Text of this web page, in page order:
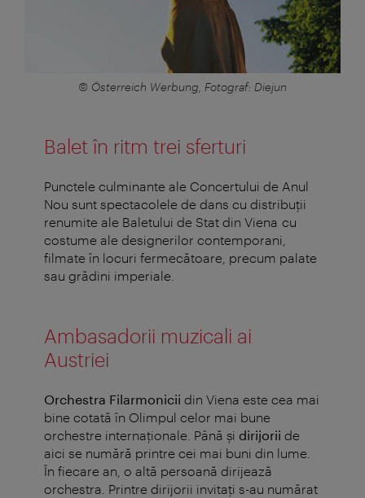
© Österreich Werbung, Fotograf: Diejun
Balet în ritm trei sferturi
Punctele culminante ale Concertului de Anul
Nou sunt spectacolele de dans cu distribuții
renumite ale Baletului de Stat din Viena cu
costume ale designerilor contemporani,
filmate în locuri fermecătoare, precum palate
sau grădini imperiale.
Ambasadorii muzicali ai
Austriei
Orchestra Filarmonicii din Viena este cea mai
bine cotată în Olimpul celor mai bune
orchestre internaţionale. Până şi dirijorii de
aici se numără printre cei mai buni din lume.
În fiecare an, o altă persoană dirijează
orchestra. Printre dirijorii invitați s-au numărat